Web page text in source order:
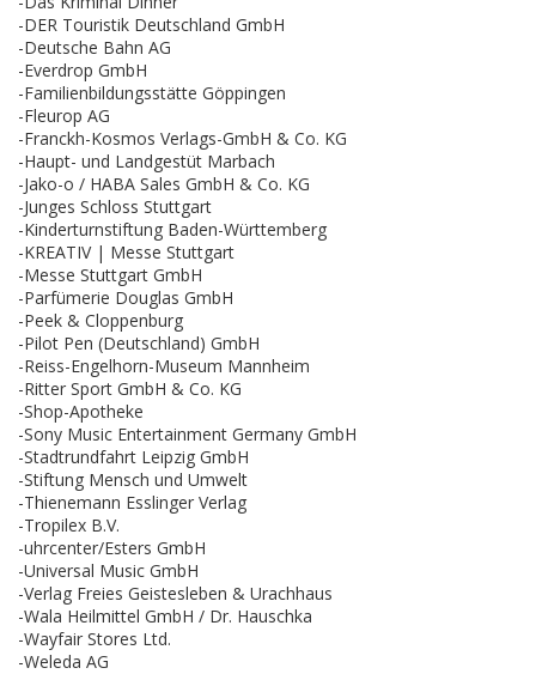
-DER Touristik Deutschland GmbH
-Deutsche Bahn AG
-Everdrop GmbH
-Familienbildungsstätte Göppingen
-Fleurop AG
-Franckh-Kosmos Verlags-GmbH & Co. KG
-Haupt- und Landgestüt Marbach
-Jako-o / HABA Sales GmbH & Co. KG
-Junges Schloss Stuttgart
-Kinderturnstiftung Baden-Württemberg
-KREATIV | Messe Stuttgart
-Messe Stuttgart GmbH
-Parfümerie Douglas GmbH
-Peek & Cloppenburg
-Pilot Pen (Deutschland) GmbH
-Reiss-Engelhorn-Museum Mannheim
-Ritter Sport GmbH & Co. KG
-Shop-Apotheke
-Sony Music Entertainment Germany GmbH
-Stadtrundfahrt Leipzig GmbH
-Stiftung Mensch und Umwelt
-Thienemann Esslinger Verlag
-Tropilex B.V.
-uhrcenter/Esters GmbH
-Universal Music GmbH
-Verlag Freies Geistesleben & Urachhaus
-Wala Heilmittel GmbH / Dr. Hauschka
-Wayfair Stores Ltd.
-Weleda AG